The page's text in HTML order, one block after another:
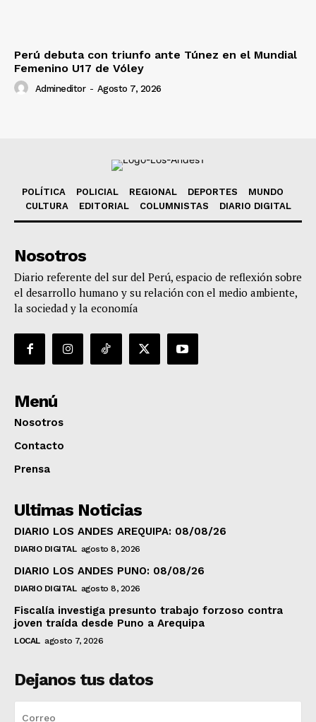
Perú debuta con triunfo ante Túnez en el Mundial
Femenino U17 de Vóley
Admineditor - Agosto 7, 2026
POLÍTICA POLICIAL REGIONAL DEPORTES
MUNDO
CULTURA
EDITORIAL COLUMNISTAS DIARIO DIGITAL
Nosotros
Diario referente del sur del Perú, espacio de reflexión sobre
el desarrollo humano y su relación con el medio ambiente,
la sociedad y la economía
Menú
Nosotros
Contacto
Prensa
Ultimas Noticias
DIARIO LOS ANDES AREQUIPA: 08/08/26
DIARIO DIGITAL agosto 8, 2026
DIARIO LOS ANDES PUNO: 08/08/26
DIARIO DIGITAL agosto 8, 2026
Fiscalía investiga presunto trabajo forzoso contra
joven traída desde Puno a Arequipa
LOCAL agosto 7, 2026
Dejanos tus datos